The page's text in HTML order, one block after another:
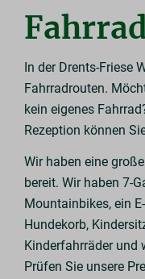
In der Drents-Friese
Fahrradrouten.
kein eigenes
Rezeption können
Wir haben eine
bereit. Wir haben 7-
Mountainbikes, ein
Hundekorb,
Kinderfahrräder und
Prüfen Sie unsere